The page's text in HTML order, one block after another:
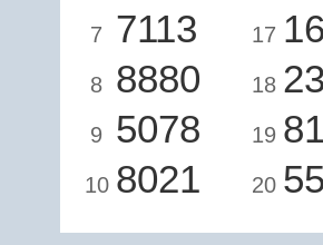
7 7113
8 8880
9 5078
10 8021
17
18
19
20